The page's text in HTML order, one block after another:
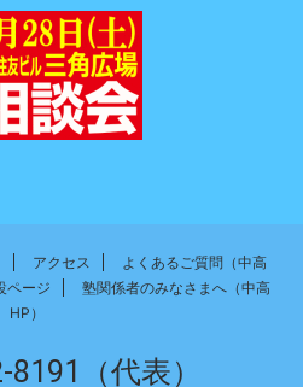
アクセス
よくあるご質問（中高
ページ
塾関係者のみなさまへ（中高
HP）
（代表）